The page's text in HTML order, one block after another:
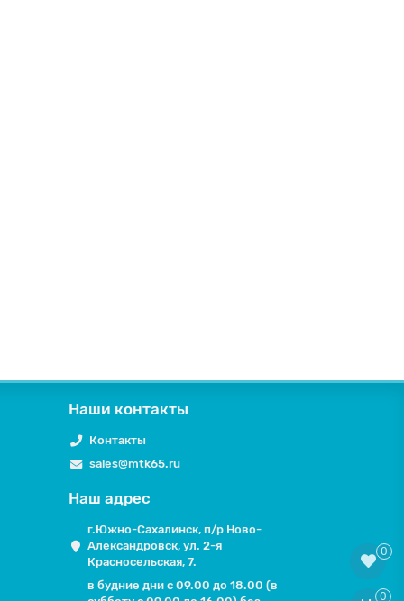
Наши контакты
Контакты
sales@mtk65.ru
Наш адрес
г.Южно-Сахалинск, п/р Ново-
Александровск, ул. 2-я
Красносельская, 7.
в будние дни с 09.00 до 18.00 (в
0
0